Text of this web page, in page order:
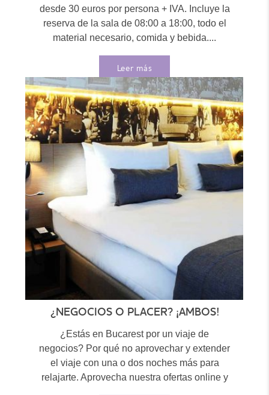
desde 30 euros por persona + IVA. Incluye la
reserva de la sala de 08:00 a 18:00, todo el
material necesario, comida y bebida....
Leer más
¿NEGOCIOS O PLACER? ¡AMBOS!
¿Estás en Bucarest por un viaje de
negocios? Por qué no aprovechar y extender
el viaje con una o dos noches más para
relajarte. Aprovecha nuestra ofertas online y